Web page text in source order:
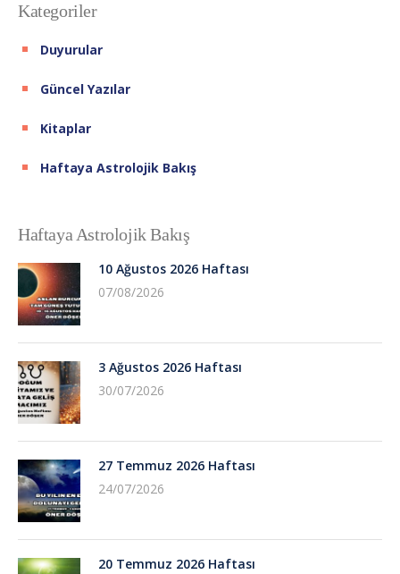
Kategoriler
Duyurular
Güncel Yazılar
Kitaplar
Haftaya Astrolojik Bakış
Haftaya Astrolojik Bakış
10 Ağustos 2026 Haftası
07/08/2026
3 Ağustos 2026 Haftası
30/07/2026
27 Temmuz 2026 Haftası
24/07/2026
20 Temmuz 2026 Haftası